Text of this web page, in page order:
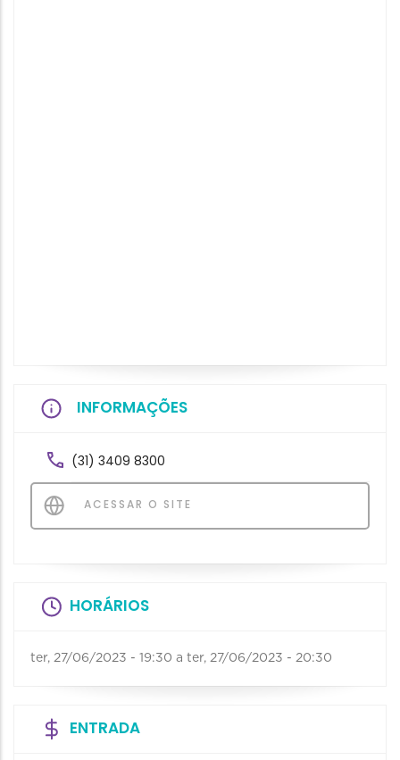
INFORMAÇÕES
(31) 3409 8300
ACESSAR O SITE
HORÁRIOS
ter, 27/06/2023 - 19:30 a ter, 27/06/2023 - 20:30
ENTRADA